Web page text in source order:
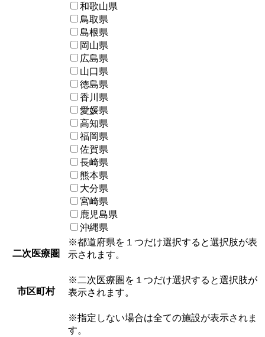
和歌山県
鳥取県
島根県
岡山県
広島県
山口県
徳島県
香川県
愛媛県
高知県
福岡県
佐賀県
長崎県
熊本県
大分県
宮崎県
鹿児島県
沖縄県
二次医療圏
※都道府県を１つだけ選択すると選択肢が表
示されます。
市区町村
※二次医療圏を１つだけ選択すると選択肢が
表示されます。
※指定しない場合は全ての施設が表示されま
す。